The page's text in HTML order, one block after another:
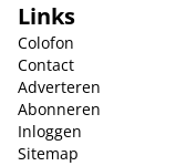
Links
Colofon
Contact
Adverteren
Abonneren
Inloggen
Sitemap